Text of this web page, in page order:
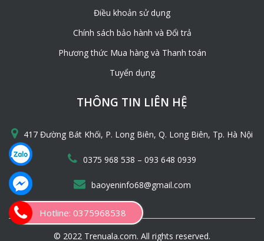
Điều khoản sử dụng
Chính sách bảo hành và Đổi trả
Phương thức Mua hàng và Thanh toán
Tuyển dụng
THÔNG TIN LIÊN HỆ
417 Đường Bát Khối, P. Long Biên, Q. Long Biên, Tp. Hà Nội
0375 968 538 – 093 648 0939
baoyeninfo68@gmail.com
© 2022 Trenuala.com. All rights reserved.
Hotline: 0375968538